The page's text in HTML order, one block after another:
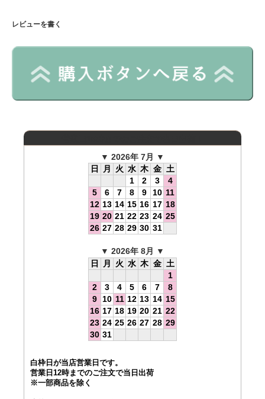
レビューを書く
▼ 2026年 7月 ▼
日
月 火 水 木 金 土
1
2 3
4
5
6 7 8 9 10 11
12 13 14 15 16 17 18
19 20 21 22 23 24 25
26 27 28 29 30 31
▼ 2026年 8月 ▼
日
月 火 水 木 金 土
1
2
3 4 5 6 7
8
9
10 11 12 13 14 15
16 17 18 19 20 21 22
23 24 25 26 27 28 29
30 31
白枠日が当店営業日です。
営業日12時までのご注文で当日出荷
※一部商品を除く